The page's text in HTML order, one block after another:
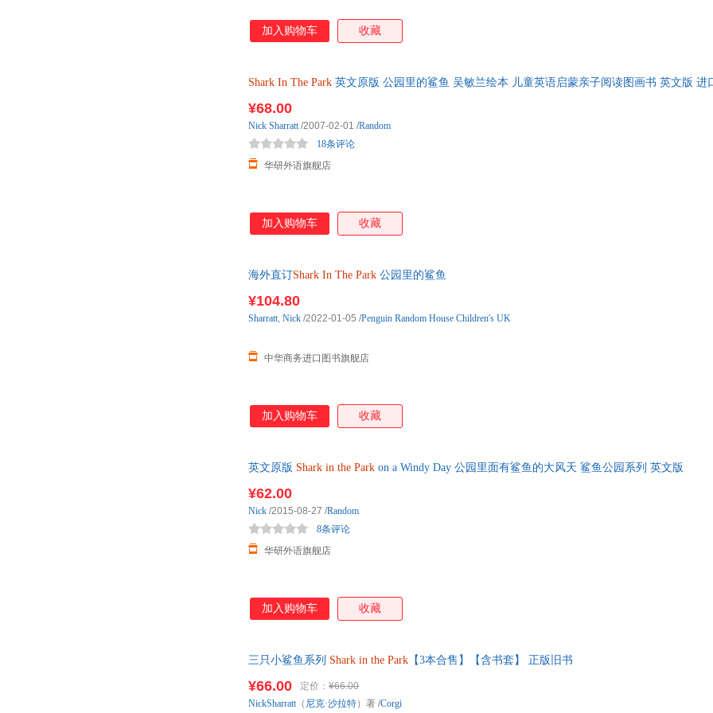
加入购物车 收藏
Shark In The Park 英文原版 公园里的鲨鱼 吴敏兰绘本 儿童英语启蒙亲子阅读图画书 英文版 进
¥68.00
华研外语旗舰店
18条评论
Nick Sharratt/2007-02-01 /Random
加入购物车 收藏
海外直订Shark In The Park 公园里的鲨鱼
¥104.80
中华商务进口图书旗舰店
Sharratt, Nick /2022-01-05 /Penguin Random House Children's UK
加入购物车 收藏
英文原版 Shark in the Park on a Windy Day 公园里面有鲨鱼的大风天 鲨鱼公园系列 英文版
¥62.00
华研外语旗舰店
8条评论
Nick /2015-08-27 /Random
加入购物车 收藏
三只小鲨鱼系列 Shark in the Park 【3本合售】【含书套】 正版旧书
¥66.00 定价： ¥66.00
NickSharratt（ 尼克·沙拉特）著 /Corgi